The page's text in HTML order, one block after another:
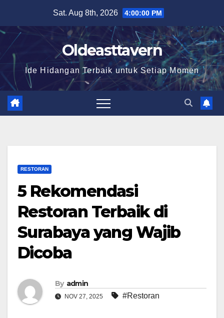
content
Sat. Aug 8th, 2026 4:00:02 PM
Oldeasttavern
Ide Hidangan Terbaik untuk Setiap Momen
RESTORAN
5 Rekomendasi
Restoran Terbaik di
Surabaya yang Wajib
Dicoba
By admin
NOV 27, 2025 #Restoran